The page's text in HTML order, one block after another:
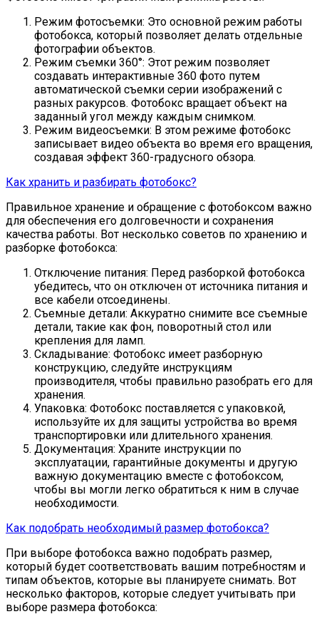
Режим фотосъемки: Это основной режим работы
фотобокса, который позволяет делать отдельные
фотографии объектов.
Режим съемки 360°: Этот режим позволяет
создавать интерактивные 360 фото путем
автоматической съемки серии изображений с
разных ракурсов. Фотобокс вращает объект на
заданный угол между каждым снимком.
Режим видеосъемки: В этом режиме фотобокс
записывает видео объекта во время его вращения,
создавая эффект 360-градусного обзора.
Как хранить и разбирать фотобокс?
Правильное хранение и обращение с фотобоксом важно
для обеспечения его долговечности и сохранения
качества работы. Вот несколько советов по хранению и
разборке фотобокса:
Отключение питания: Перед разборкой фотобокса
убедитесь, что он отключен от источника питания и
все кабели отсоединены.
Съемные детали: Аккуратно снимите все съемные
детали, такие как фон, поворотный стол или
крепления для ламп.
Складывание: Фотобокс имеет разборную
конструкцию, следуйте инструкциям
производителя, чтобы правильно разобрать его для
хранения.
Упаковка: Фотобокс поставляется с упаковкой,
используйте их для защиты устройства во время
транспортировки или длительного хранения.
Документация: Храните инструкции по
эксплуатации, гарантийные документы и другую
важную документацию вместе с фотобоксом,
чтобы вы могли легко обратиться к ним в случае
необходимости.
Как подобрать необходимый размер фотобокса?
При выборе фотобокса важно подобрать размер,
который будет соответствовать вашим потребностям и
типам объектов, которые вы планируете снимать. Вот
несколько факторов, которые следует учитывать при
выборе размера фотобокса: